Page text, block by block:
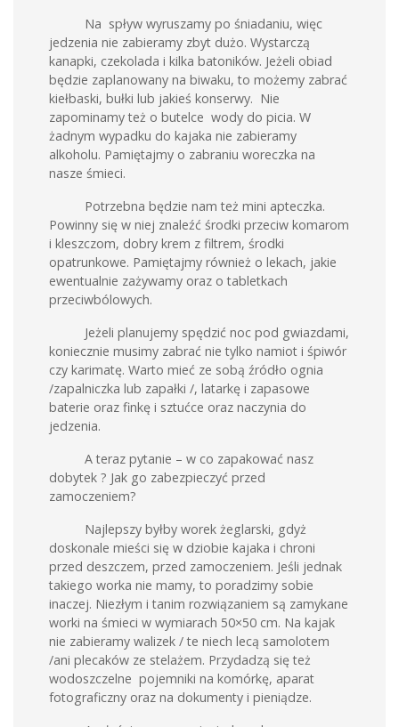
Na spływ wyruszamy po śniadaniu, więc
jedzenia nie zabieramy zbyt dużo. Wystarczą
kanapki, czekolada i kilka batoników. Jeżeli obiad
będzie zaplanowany na biwaku, to możemy zabrać
kiełbaski, bułki lub jakieś konserwy. Nie
zapominamy też o butelce wody do picia. W
żadnym wypadku do kajaka nie zabieramy
alkoholu. Pamiętajmy o zabraniu woreczka na
nasze śmieci.
Potrzebna będzie nam też mini apteczka.
Powinny się w niej znaleźć środki przeciw komarom
i kleszczom, dobry krem z filtrem, środki
opatrunkowe. Pamiętajmy również o lekach, jakie
ewentualnie zażywamy oraz o tabletkach
przeciwbólowych.
Jeżeli planujemy spędzić noc pod gwiazdami,
koniecznie musimy zabrać nie tylko namiot i śpiwór
czy karimatę. Warto mieć ze sobą źródło ognia
/zapalniczka lub zapałki /, latarkę i zapasowe
baterie oraz finkę i sztućce oraz naczynia do
jedzenia.
A teraz pytanie – w co zapakować nasz
dobytek ? Jak go zabezpieczyć przed
zamoczeniem?
Najlepszy byłby worek żeglarski, gdyż
doskonale mieści się w dziobie kajaka i chroni
przed deszczem, przed zamoczeniem. Jeśli jednak
takiego worka nie mamy, to poradzimy sobie
inaczej. Niezłym i tanim rozwiązaniem są zamykane
worki na śmieci w wymiarach 50×50 cm. Na kajak
nie zabieramy walizek / te niech lecą samolotem
/ani plecaków ze stelażem. Przydadzą się też
wodoszczelne pojemniki na komórkę, aparat
fotograficzny oraz na dokumenty i pieniądze.